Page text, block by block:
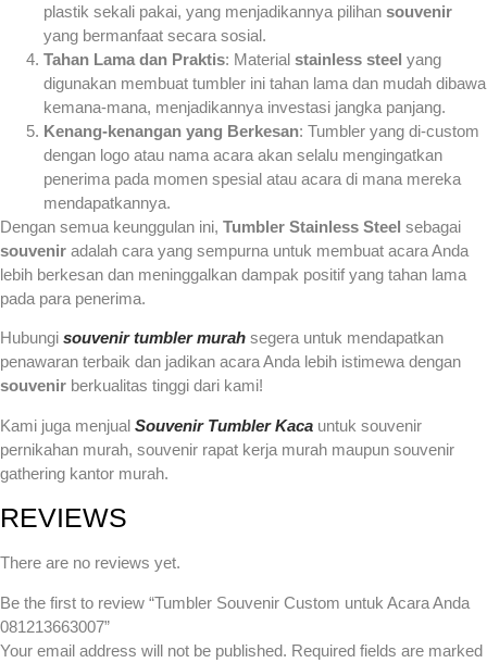
plastik sekali pakai, yang menjadikannya pilihan souvenir
yang bermanfaat secara sosial.
Tahan Lama dan Praktis: Material stainless steel yang
digunakan membuat tumbler ini tahan lama dan mudah dibawa
kemana-mana, menjadikannya investasi jangka panjang.
Kenang-kenangan yang Berkesan: Tumbler yang di-custom
dengan logo atau nama acara akan selalu mengingatkan
penerima pada momen spesial atau acara di mana mereka
mendapatkannya.
Dengan semua keunggulan ini, Tumbler Stainless Steel sebagai
souvenir adalah cara yang sempurna untuk membuat acara Anda
lebih berkesan dan meninggalkan dampak positif yang tahan lama
pada para penerima.
Hubungi souvenir tumbler murah segera untuk mendapatkan
penawaran terbaik dan jadikan acara Anda lebih istimewa dengan
souvenir berkualitas tinggi dari kami!
Kami juga menjual Souvenir Tumbler Kaca untuk souvenir
pernikahan murah, souvenir rapat kerja murah maupun souvenir
gathering kantor murah.
REVIEWS
There are no reviews yet.
Be the first to review “Tumbler Souvenir Custom untuk Acara Anda
081213663007”
Your email address will not be published. Required fields are marked